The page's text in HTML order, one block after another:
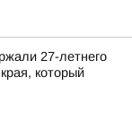
27-летнего
который